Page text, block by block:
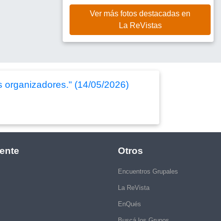
Ver más fotos destacadas en
La ReVistas
organizadores." (14/05/2026)
Otros
Encuentros Grupales
La ReVista
EnQués